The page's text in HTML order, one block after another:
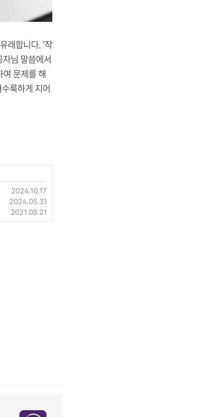
래합니다. '작
님 말씀에서
문제를 해
룩하게 지어
2024.10.17
2024.05.31
2021.08.21